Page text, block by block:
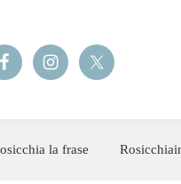
la frase